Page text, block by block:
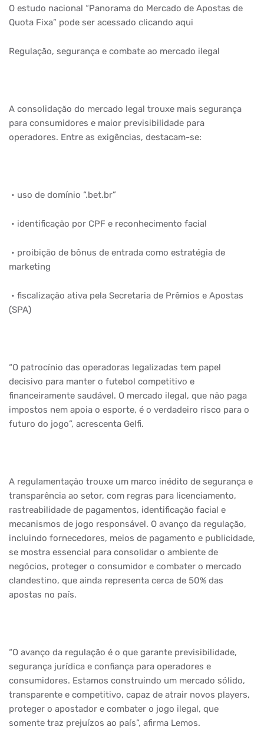
O estudo nacional “Panorama do Mercado de Apostas de
Quota Fixa” pode ser acessado clicando aqui
Regulação, segurança e combate ao mercado ilegal
A consolidação do mercado legal trouxe mais segurança
para consumidores e maior previsibilidade para
operadores. Entre as exigências, destacam-se:
• uso de domínio “.bet.br”
• identificação por CPF e reconhecimento facial
• proibição de bônus de entrada como estratégia de
marketing
• fiscalização ativa pela Secretaria de Prêmios e Apostas
(SPA)
“O patrocínio das operadoras legalizadas tem papel
decisivo para manter o futebol competitivo e
financeiramente saudável. O mercado ilegal, que não paga
impostos nem apoia o esporte, é o verdadeiro risco para o
futuro do jogo”, acrescenta Gelfi.
A regulamentação trouxe um marco inédito de segurança e
transparência ao setor, com regras para licenciamento,
rastreabilidade de pagamentos, identificação facial e
mecanismos de jogo responsável. O avanço da regulação,
incluindo fornecedores, meios de pagamento e publicidade,
se mostra essencial para consolidar o ambiente de
negócios, proteger o consumidor e combater o mercado
clandestino, que ainda representa cerca de 50% das
apostas no país.
“O avanço da regulação é o que garante previsibilidade,
segurança jurídica e confiança para operadores e
consumidores. Estamos construindo um mercado sólido,
transparente e competitivo, capaz de atrair novos players,
proteger o apostador e combater o jogo ilegal, que
somente traz prejuízos ao país”, afirma Lemos.